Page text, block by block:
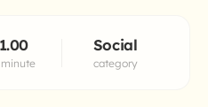
Social
category